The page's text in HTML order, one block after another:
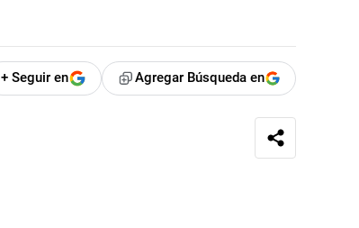
+ Seguir en Agregar Búsqueda en